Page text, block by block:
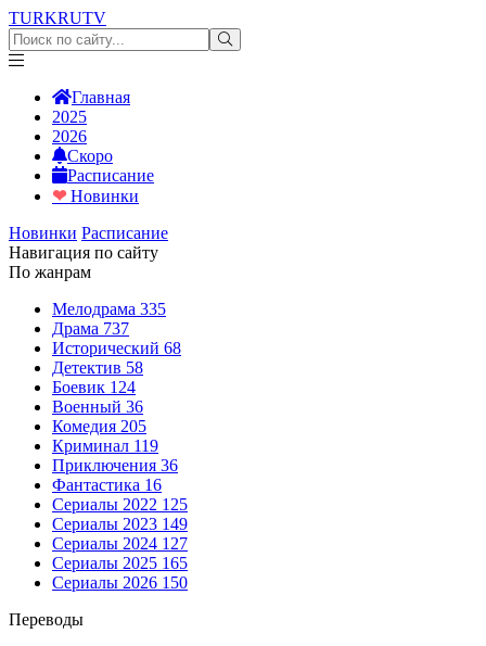
TURKRUTV
Главная
2025
2026
Скоро
Расписание
❤Новинки
Новинки Расписание
Навигация по сайту
По жанрам
Мелодрама 335
Драма 737
Исторический 68
Детектив 58
Боевик 124
Военный 36
Комедия 205
Криминал 119
Приключения 36
Фантастика 16
Сериалы 2022 125
Сериалы 2023 149
Сериалы 2024 127
Сериалы 2025 165
Сериалы 2026 150
Переводы